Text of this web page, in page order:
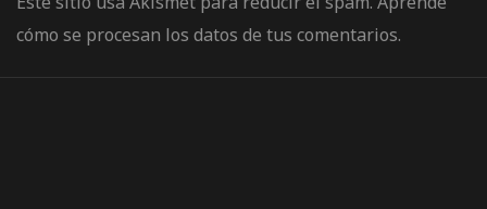
cómo se procesan los datos de tus comentarios.